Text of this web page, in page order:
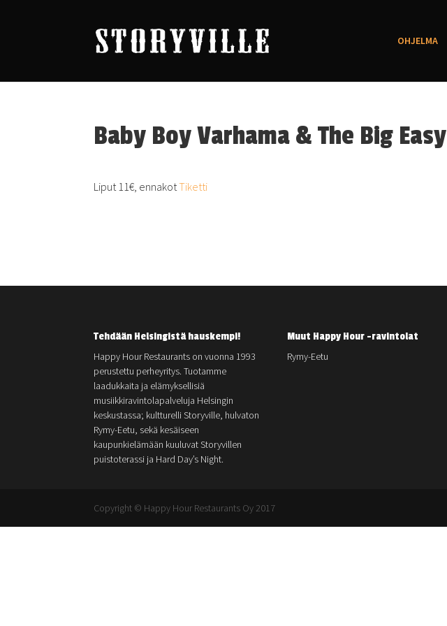
OHJELMA
Baby Boy Varhama & The Big Easy
Liput 11€, ennakotTiketti
Tehdään Helsingistä hauskempi!
Happy Hour Restaurants on vuonna 1993
perustettu perheyritys. Tuotamme
laadukkaita ja elämyksellisiä
musiikkiravintolapalveluja Helsingin
keskustassa; kultturelli Storyville, hulvaton
Rymy-Eetu, sekä kesäiseen
kaupunkielämään kuuluvat Storyvillen
puistoterassi ja Hard Day’s Night.
Muut Happy Hour -ravintolat
Rymy-Eetu
Copyright © Happy Hour Restaurants Oy 2017